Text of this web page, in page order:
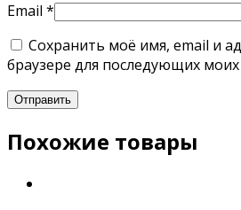
Email *
Сохранить моё имя, email и
браузере для последующих
Похожие товары